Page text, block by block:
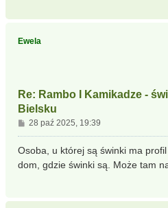
Ewela
Re: Rambo I Kamikadze -
Bielsku
P
o
s
28 paź 2025, 19:39
Osoba, u której są świnki ma
dom, gdzie świnki są. Może tam